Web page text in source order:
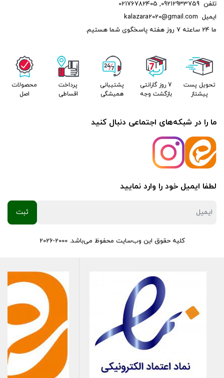
تلفن 09212933759
,
02176782405
ایمیل kalazara2020@gmail.com
ما 24 ساعته 7 روز هفته پاسخگوی شما هستیم.
تحویل پست
پیشتاز
7 روز گارانتی
بازگشت وجه
پشتیبانی
همیشگی
پرداخت
اقساطی
محصولات
اصل
ما را در شبکه‌های اجتماعی دنبال کنید
لطفا ایمیل خود را وارد نمایید
کلیه حقوق این وب‌سایت محفوظ می‌باشد. 2000-2026